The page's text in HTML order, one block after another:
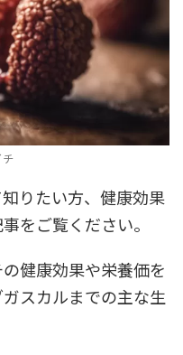
チ
りたい方、健康効果
をご覧ください。
健康効果や栄養価を
スカルまでの主な生